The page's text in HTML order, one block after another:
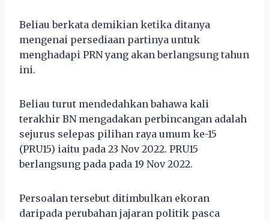
Beliau berkata demikian ketika ditanya
mengenai persediaan partinya untuk
menghadapi PRN yang akan berlangsung tahun
ini.
Beliau turut mendedahkan bahawa kali
terakhir BN mengadakan perbincangan adalah
sejurus selepas pilihan raya umum ke-15
(PRU15) iaitu pada 23 Nov 2022. PRU15
berlangsung pada pada 19 Nov 2022.
Persoalan tersebut ditimbulkan ekoran
daripada perubahan jajaran politik pasca